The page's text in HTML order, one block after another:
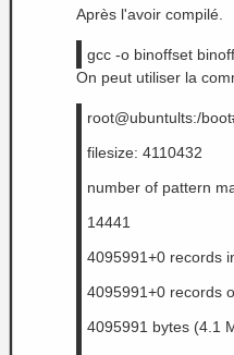
Après l'avoir compilé.
gcc -o binoffset
On peut utiliser la
root@ubuntults:/
filesize: 4110432
number of pattern
14441
4095991+0 records
4095991+0 records
4095991 bytes (4.1